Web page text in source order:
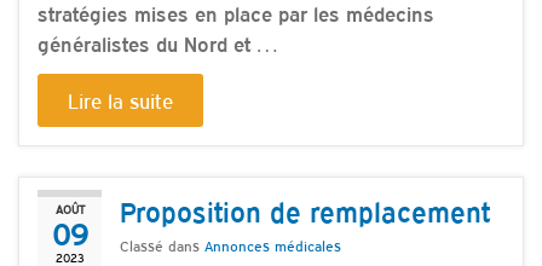
stratégies mises en place par les médecins
généralistes du Nord et …
Lire la suite
AOÛT
09
2023
Proposition de remplacement
Classé dans Annonces médicales